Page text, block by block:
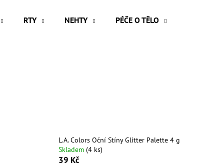
RTY NEHTY PÉČE O TĚLO
L.A. Colors Oční Stíny Glitter Palette 4 g
Skladem (4 ks)
39 Kč
Doporučujeme